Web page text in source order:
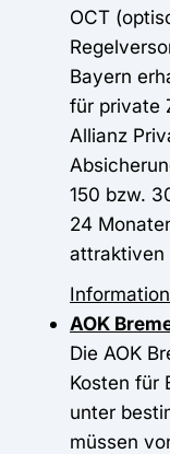
OCT
Bayern
für private
Allianz
150 bzw.
24
attraktiven
AOK
Die AOK
Kosten für
unter
müssen